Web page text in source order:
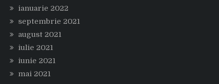
ianuarie 2022
septembrie 2021
august 2021
iulie 2021
iunie 2021
mai 2021